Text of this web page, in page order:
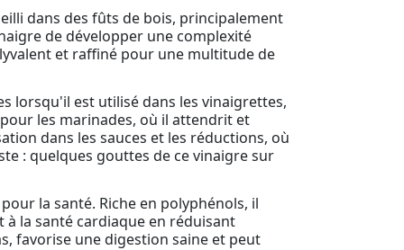
dans des fûts de bois, principalement
de développer une complexité
et raffiné pour une multitude de
lorsqu'il est utilisé dans les vinaigrettes,
les marinades, où il attendrit et
dans les sauces et les réductions, où
: quelques gouttes de ce vinaigre sur
la santé. Riche en polyphénols, il
la santé cardiaque en réduisant
favorise une digestion saine et peut